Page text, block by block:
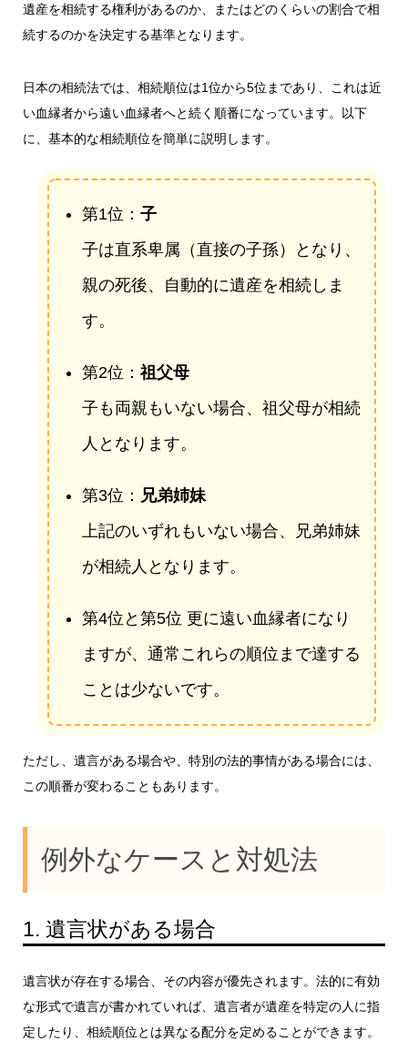
遺産を相続する権利があるのか、またはどのくらいの割合で相
続するのかを決定する基準となります。
日本の相続法では、相続順位は1位から5位まであり、これは近
い血縁者から遠い血縁者へと続く順番になっています。以下
に、基本的な相続順位を簡単に説明します。
第1位： 子
子は直系卑属（直接の子孫）となり、
親の死後、自動的に遺産を相続しま
す。
第2位： 祖父母
子も両親もいない場合、祖父母が相続
人となります。
第3位： 兄弟姉妹
上記のいずれもいない場合、兄弟姉妹
が相続人となります。
第4位と第5位 更に遠い血縁者になり
ますが、通常これらの順位まで達する
ことは少ないです。
ただし、遺言がある場合や、特別の法的事情がある場合には、
この順番が変わることもあります。
例外なケースと対処法
1. 遺言状がある場合
遺言状が存在する場合、その内容が優先されます。法的に有効
な形式で遺言が書かれていれば、遺言者が遺産を特定の人に指
定したり、相続順位とは異なる配分を定めることができます。